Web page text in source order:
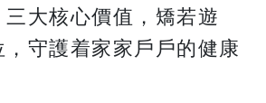
三大核心價值，矯若遊
守護着家家戶戶的健康